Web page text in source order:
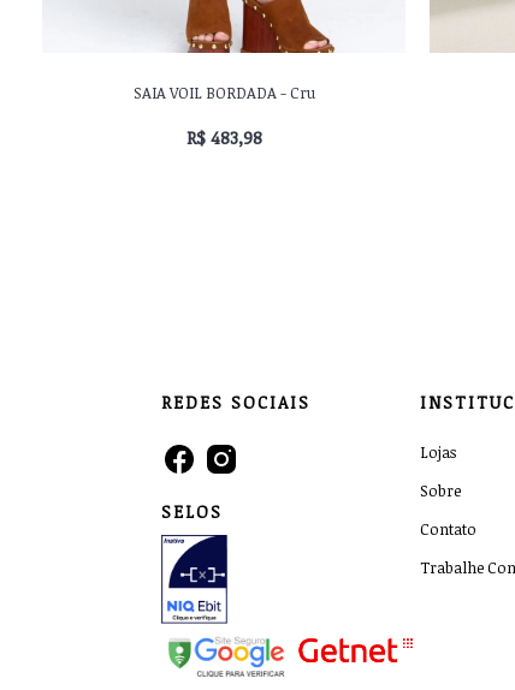
SAIA VOIL BORDADA - Cru
R$ 483,98
REDES SOCIAIS
SELOS
Lojas
Sobre
Contato
Trabalhe